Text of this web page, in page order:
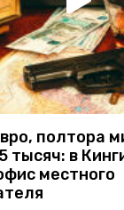
полтора
тысяч: в
местного